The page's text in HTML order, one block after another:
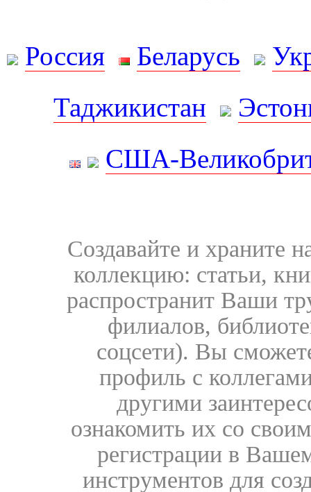
Россия Беларусь
Таджикистан
США-
Создавайте и храните
коллекцию: статьи,
распространит Ваши
филиалов,
соцсети). Вы
профиль с
другими
ознакомить их со
регистрации в
инструментов для